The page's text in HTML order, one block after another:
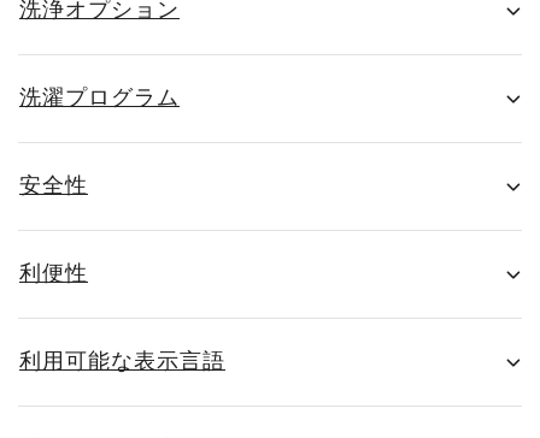
洗浄オプション
洗濯プログラム
安全性
利便性
利用可能な表示言語